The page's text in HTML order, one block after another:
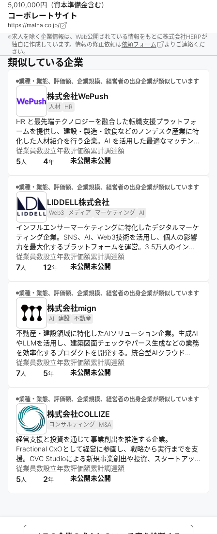
5,010,000円（資本準備金含む）
コーポレートサイト
https://malna.co.jp/
求人を除く企業情報は、Web公開されている情報をもとに株式会社HERPが
独自に作成しています。情報の修正依頼は依頼フォーム
よりご連絡くだ
さい。
類似している企業
業種・業態、評価額、企業規模、経営者の出身企業が類似しています
株式会社WePush
人材 HR
HR と最先端テクノロジーを融合した転職支援プラットフォ
ームを提供し、建設・製造・飲食などのノンデスク産業に特
化した人材紹介を行う企業。AI を活用した最適なマッチング
とコンサルティング支援を軸に、求職者と企業のニーズを高
い精度で結び付け、社会的な人手不足の解消と成長機会創出
従業員数
5人
設立年数
4年
評価額
未公開
累計調達額
未公開
業種・業態、評価額、企業規模、経営者の出身企業が類似しています
LIDDELL株式会社
Web3 メディア マーケティング AI
インフルエンサーマーケティングに特化したデジタルマーケ
ティング企業。SNS、AI、Web3技術を活用し、個人の影響
力を最大化するプラットフォームを運営。3.5万人のインフ
ルエンサーネットワークを駆使し、低コストで効果的なマー
ケティングサービスを提供。自社開発のアプリやメディアを
従業員数
7人
設立年数
12年
評価額
未公開
累計調達額
未公開
業種・業態、評価額、企業規模、経営者の出身企業が類似しています
株式会社mign
AI 建設 不動産
不動産・建設領域に特化したAIソリューション企業。生成AI
やLLMを活用し、建築図面チェックやパース生成などの業務
を効率化するプロダクトを開発する。統合型AIクラウド
「mign」により設計・見積などのプロセスを支援し、属人的
な業務の高度化と生産性向上を実現する。
従業員数
7人
設立年数
5年
評価額
未公開
累計調達額
未公開
業種・業態、評価額、企業規模、経営者の出身企業が類似しています
株式会社COLLIZE
コンサルティング M&A
経営支援と投資を通じて事業創出を推進する企業。
Fractional CxOとして経営に参画し、戦略から実行までを支
援。CVC Studioによる新規事業創出や投資、スタートアッ
プM&A支援を展開し、企業価値の最大化と持続的な成長に貢
献する。
従業員数
5人
設立年数
2年
評価額
未公開
累計調達額
未公開